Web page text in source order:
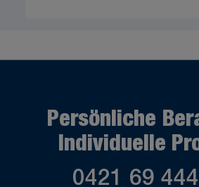
Persönliche
Individuelle
0421 69